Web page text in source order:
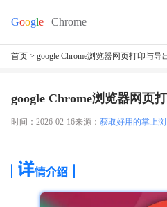
首页 > google Chrome浏览器网页打印与导
google Chrome浏览器网页
时间：2026-02-16来源： 获取好用的掌上